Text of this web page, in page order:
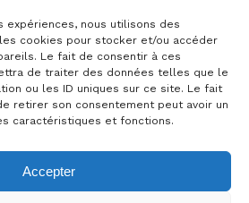
nous utilisons des
cookies pour stocker et/ou accéder
Le fait de consentir à ces
de traiter des données telles que le
ou les ID uniques sur ce site. Le fait
retirer son consentement peut avoir un
caractéristiques et fonctions.
Accepter